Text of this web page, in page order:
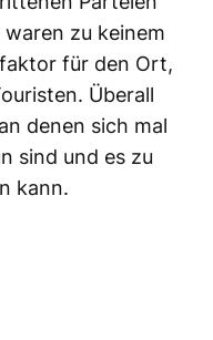
zu keinem
für den Ort,
Überall
denen sich mal
sind und es zu
kann.